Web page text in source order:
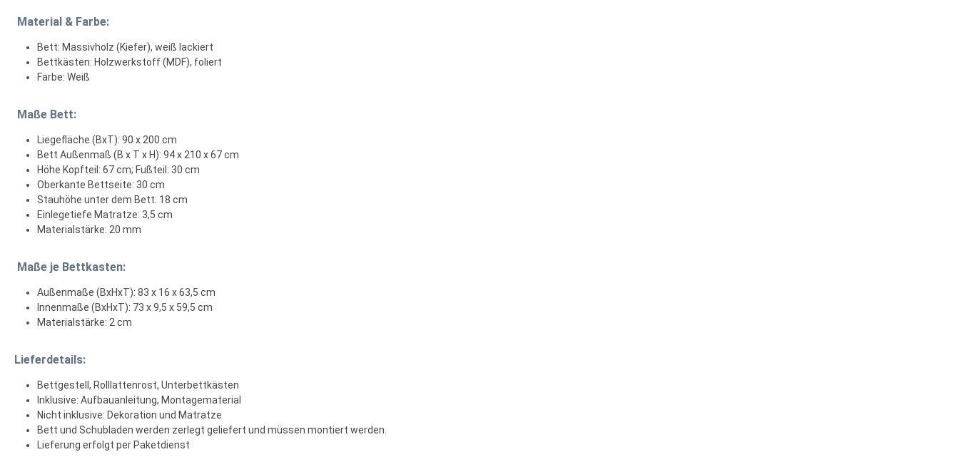
Material & Farbe:
Bett: Massivholz (Kiefer), weiß lackiert
Bettkästen: Holzwerkstoff (MDF), foliert
Farbe: Weiß
Maße Bett:
Liegefläche (BxT): 90 x 200 cm
Bett Außenmaß (B x T x H): 94 x 210 x 67 cm
Höhe Kopfteil: 67 cm; Fußteil: 30 cm
Oberkante Bettseite: 30 cm
Stauhöhe unter dem Bett: 18 cm
Einlegetiefe Matratze: 3,5 cm
Materialstärke: 20 mm
Maße je Bettkasten:
Außenmaße (BxHxT): 83 x 16 x 63,5 cm
Innenmaße (BxHxT): 73 x 9,5 x 59,5 cm
Materialstärke: 2 cm
Lieferdetails:
Bettgestell, Rolllattenrost, Unterbettkästen
Inklusive: Aufbauanleitung, Montagematerial
Nicht inklusive: Dekoration und Matratze
Bett und Schubladen werden zerlegt geliefert und müssen montiert werden.
Lieferung erfolgt per Paketdienst